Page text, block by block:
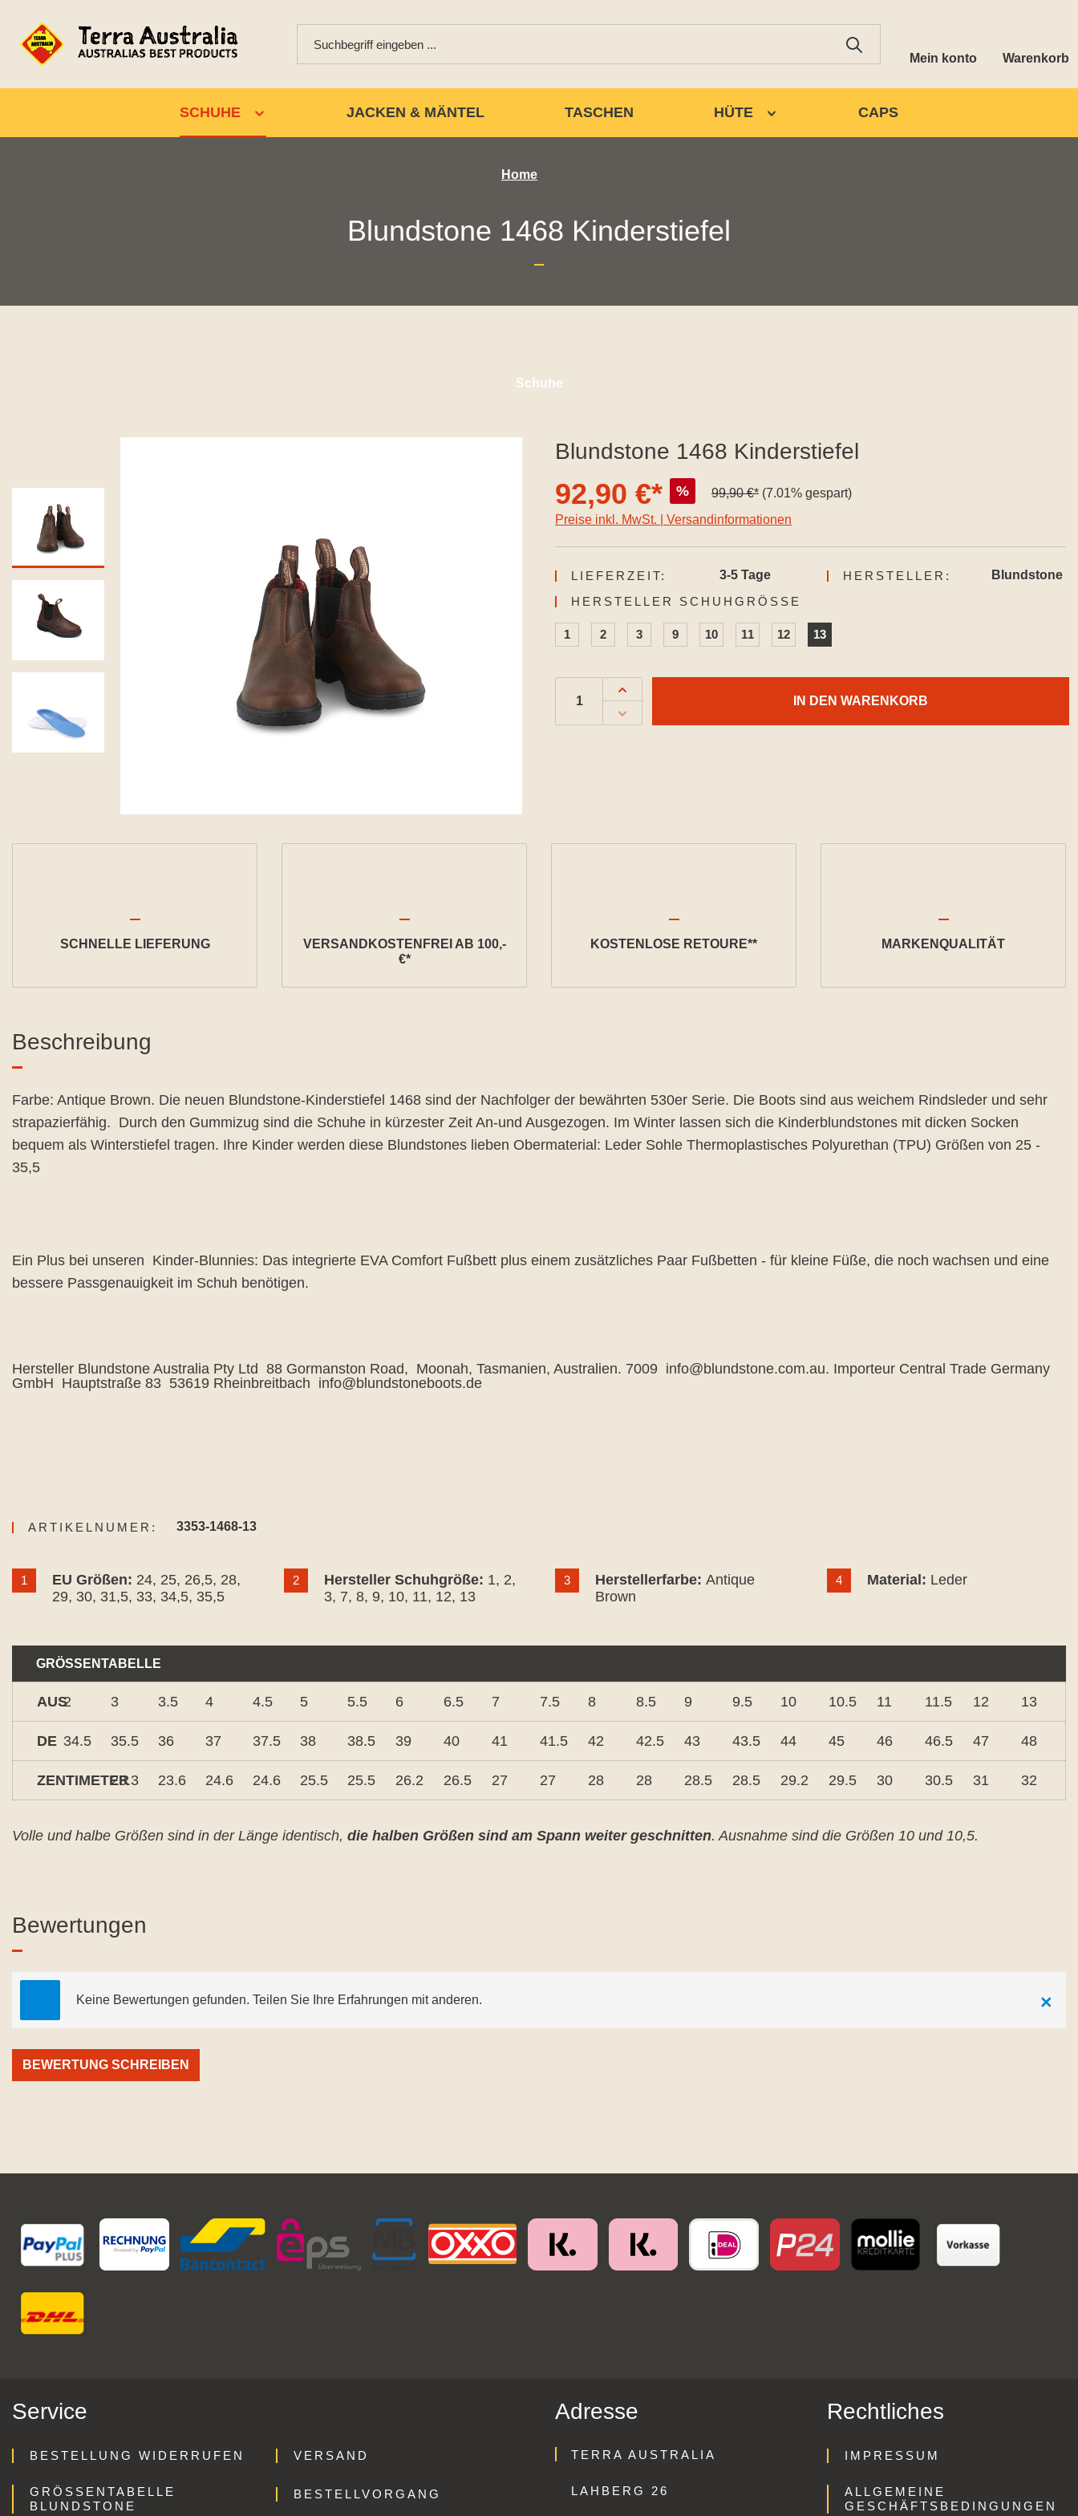
Mein konto Warenkorb
SCHUHE JACKEN & MÄNTEL TASCHEN HÜTE CAPS
Home
Blundstone 1468 Kinderstiefel
Schuhe
Blundstone 1468 Kinderstiefel
92,90 €* % 99,90 €* (7.01% gespart)
Preise inkl. MwSt. | Versandinformationen
LIEFERZEIT: 3-5 Tage HERSTELLER:
Blundstone
HERSTELLER SCHUHGRÖSSE
1 2 3 9 10 11 12 13
IN DEN WARENKORB
SCHNELLE LIEFERUNG
VERSANDKOSTENFREI AB 100,-
€*
KOSTENLOSE RETOURE** MARKENQUALITÄT
Beschreibung
Farbe: Antique Brown. Die neuen Blundstone-Kinderstiefel 1468 sind der Nachfolger der bewährten 530er Serie. Die Boots sind aus weichem Rindsleder und sehr
strapazierfähig. Durch den Gummizug sind die Schuhe in kürzester Zeit An-und Ausgezogen. Im Winter lassen sich die Kinderblundstones mit dicken Socken
bequem als Winterstiefel tragen. Ihre Kinder werden diese Blundstones lieben Obermaterial: Leder Sohle Thermoplastisches Polyurethan (TPU) Größen von 25 -
35,5
Ein Plus bei unseren Kinder-Blunnies: Das integrierte EVA Comfort Fußbett plus einem zusätzliches Paar Fußbetten - für kleine Füße, die noch wachsen und eine
bessere Passgenauigkeit im Schuh benötigen.
Hersteller Blundstone Australia Pty Ltd 88 Gormanston Road, Moonah, Tasmanien, Australien. 7009 info@blundstone.com.au. Importeur Central Trade Germany
GmbH Hauptstraße 83 53619 Rheinbreitbach info@blundstoneboots.de
ARTIKELNUMER: 3353-1468-13
1 EU Größen: 24, 25, 26,5, 28,
29, 30, 31,5, 33, 34,5, 35,5
2 Hersteller Schuhgröße: 1, 2,
3, 7, 8, 9, 10, 11, 12, 13
3 Herstellerfarbe: Antique
Brown
4 Material: Leder
GRÖSSENTABELLE
AUS2 3 3.5 4 4.5 5 5.5 6 6.5 7 7.5 8 8.5 9 9.5 10 10.5 11 11.5 12 13
DE 34.5 35.5 36 37 37.5 38 38.5 39 40 41 41.5 42 42.5 43 43.5 44 45 46 46.5 47 48
ZENTIMETER
23.3 23.6 24.6 24.6 25.5 25.5 26.2 26.5 27 27 28 28 28.5 28.5 29.2 29.5 30 30.5 31 32
Volle und halbe Größen sind in der Länge identisch, die halben Größen sind am Spann weiter geschnitten. Ausnahme sind die Größen 10 und 10,5.
Bewertungen
Keine Bewertungen gefunden. Teilen Sie Ihre Erfahrungen mit anderen. ×
BEWERTUNG SCHREIBEN
Service
BESTELLUNG WIDERRUFEN VERSAND
GRÖSSENTABELLE B
LUNDSTONE
BESTELLVORGANG
Adresse
TERRA AUSTRALIA
LAHBERG 26
Rechtliches
IMPRESSUM
ALLGEMEINE
GESCHÄFTSBEDINGUNGEN